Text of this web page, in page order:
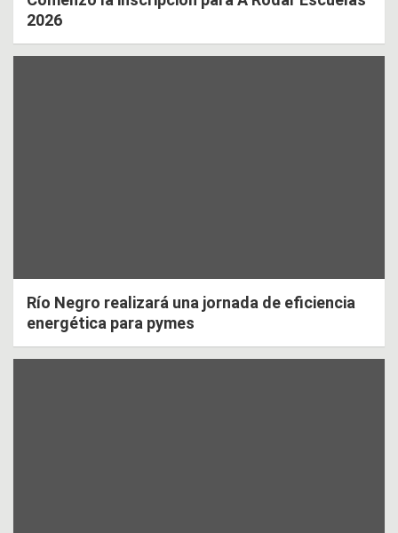
2026
Río Negro realizará una jornada de eficiencia
energética para pymes